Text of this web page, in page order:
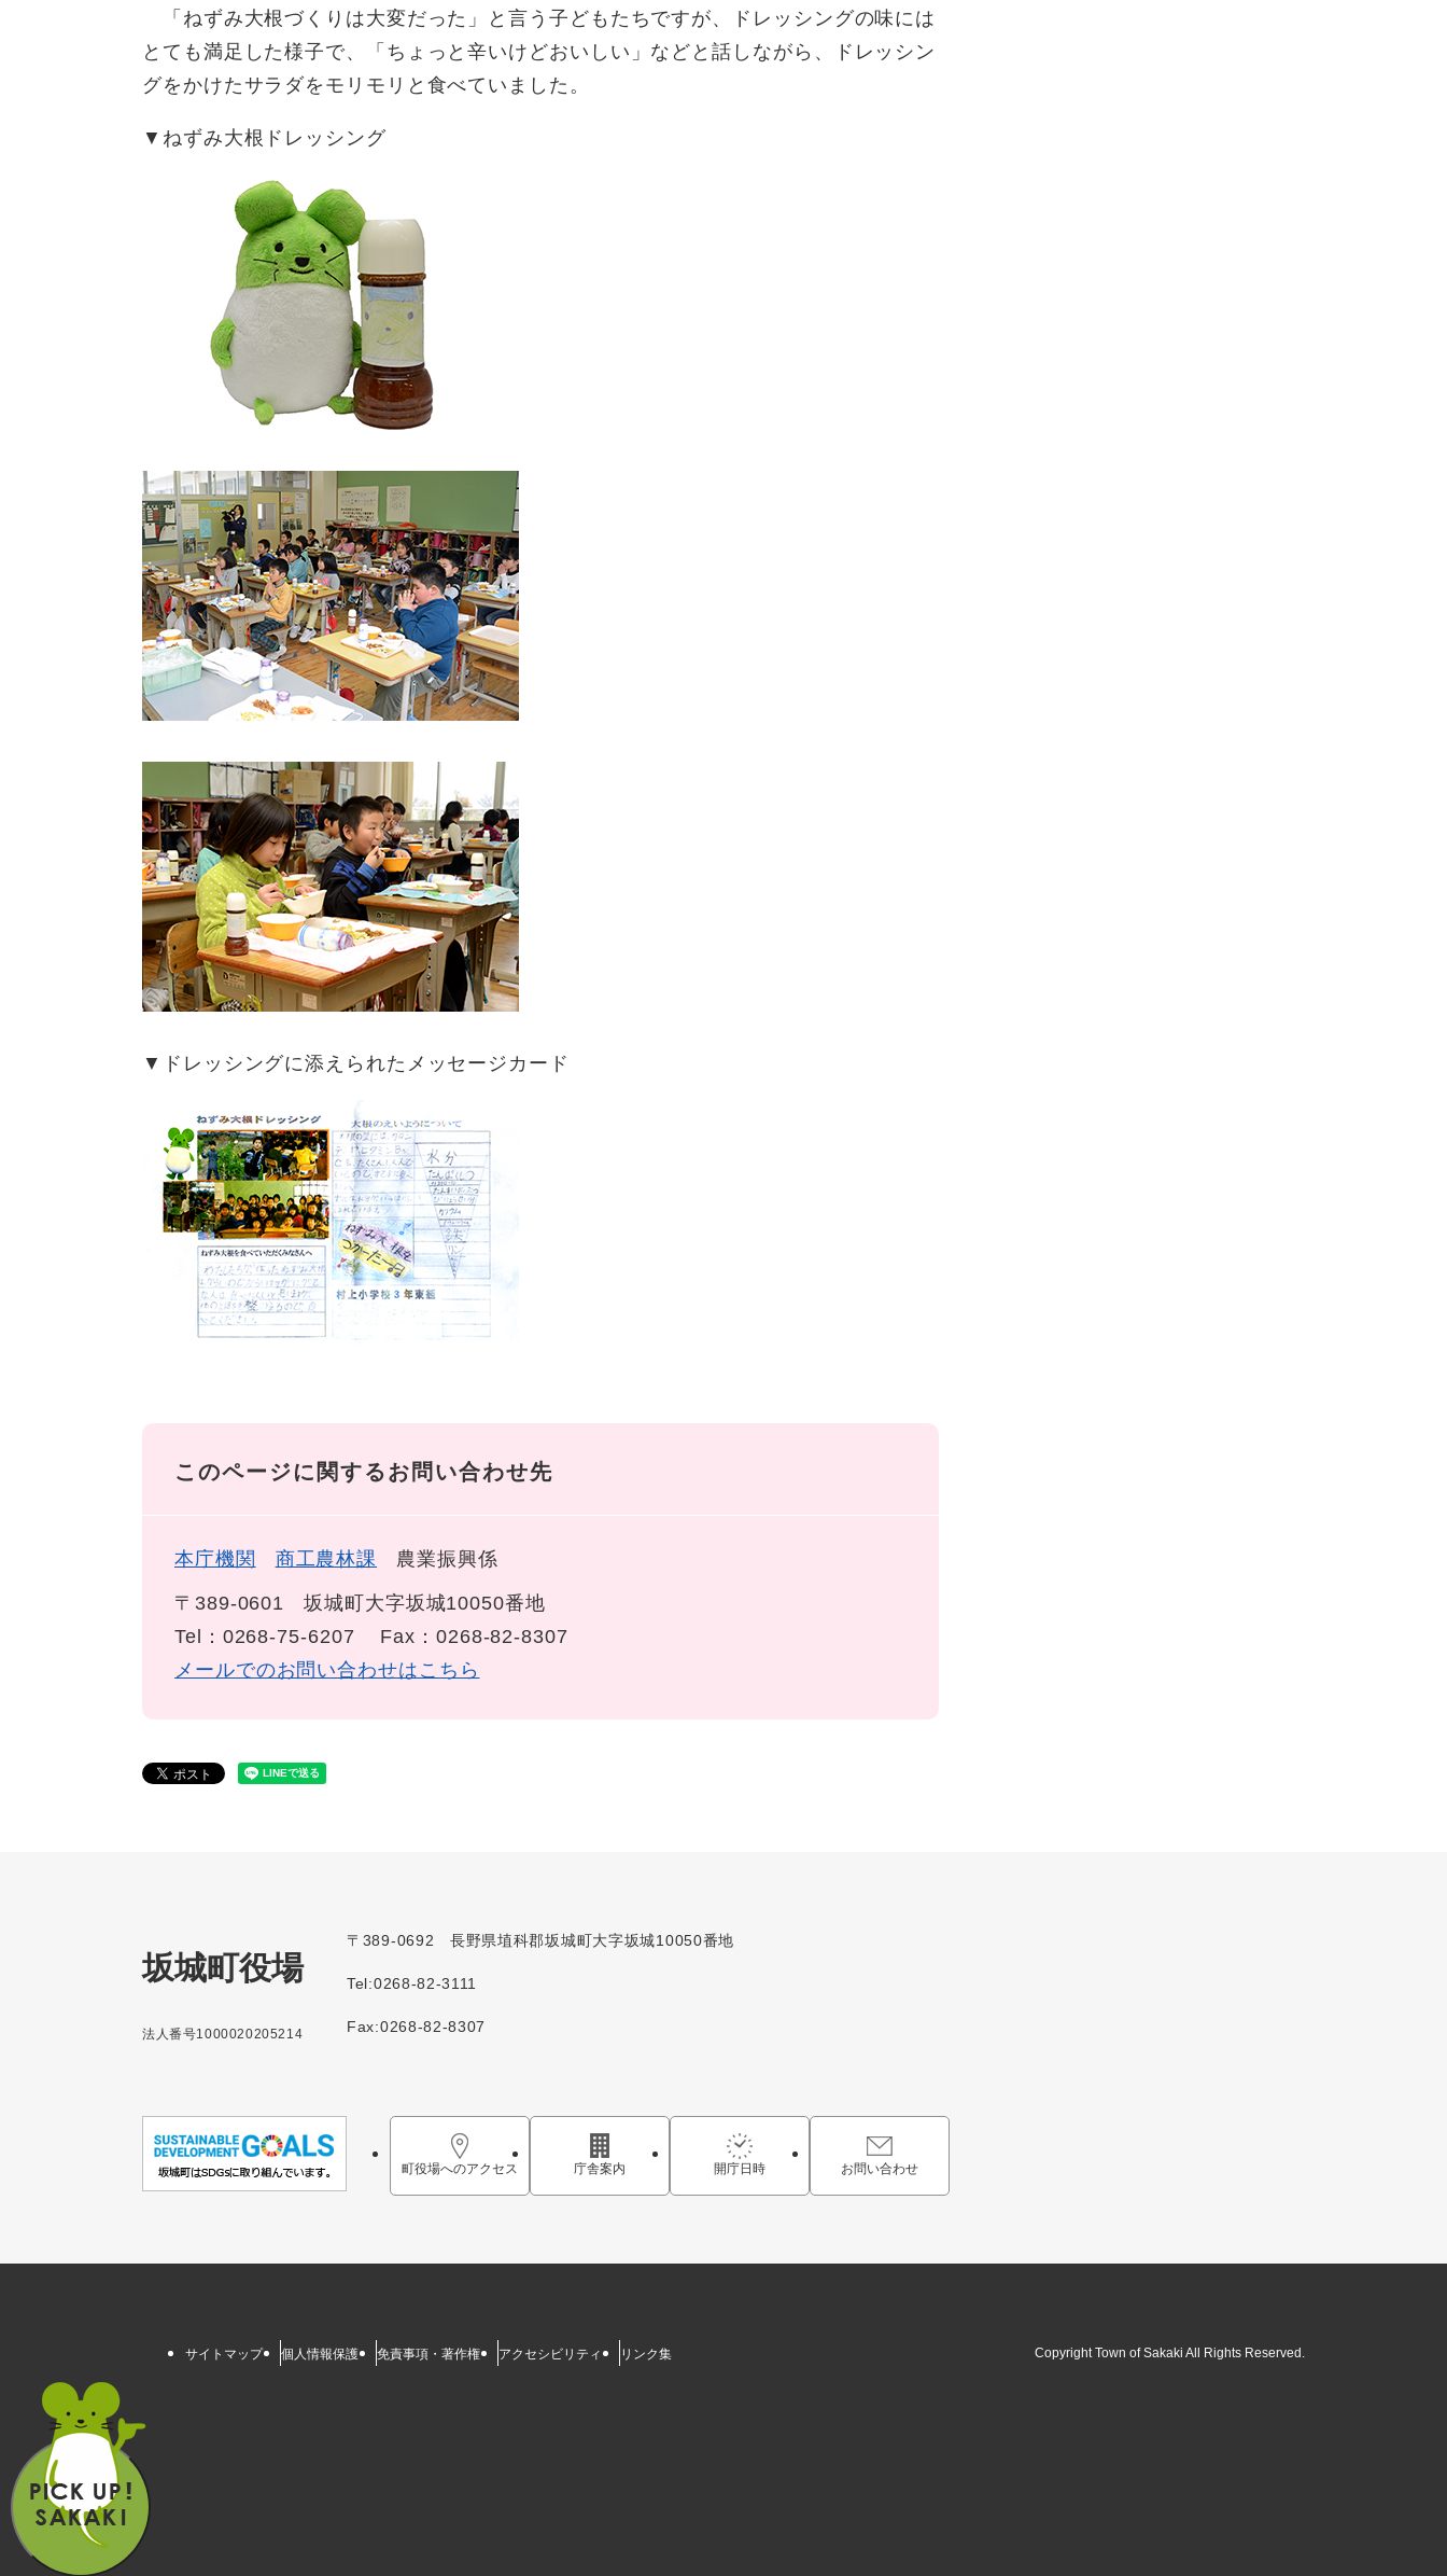
「ねずみ大根づくりは大変だった」と言う子どもたちですが、ドレッシングの味には
とても満足した様子で、「ちょっと辛いけどおいしい」などと話しながら、ドレッシン
グをかけたサラダをモリモリと食べていました。
▼ねずみ大根ドレッシング
▼ドレッシングに添えられたメッセージカード
このページに関するお問い合わせ先
本庁機関 商工農林課 農業振興係
〒389-0601
坂城町大字坂城10050番地
Tel：0268-75-6207
Fax：0268-82-8307
メールでのお問い合わせはこちら
坂城町役場
法人番号1000020205214
〒389-0692 長野県埴科郡坂城町大字坂城10050番地
Tel:0268-82-3111
Fax:0268-82-8307
町役場へのアクセス 庁舎案内 開庁日時 お問い合わせ
サイトマップ 個人情報保護 免責事項・著作権 アクセシビリティ リンク集 Copyright Town of Sakaki All Rights Reserved.